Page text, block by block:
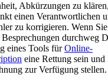
Abkürzungen zu
einen Verantwortlichen
zu korrigieren. Wenn Sie
durchweg
eines Tools fürOnline-
eine Rettung sein und
zur Verfügung stellen.